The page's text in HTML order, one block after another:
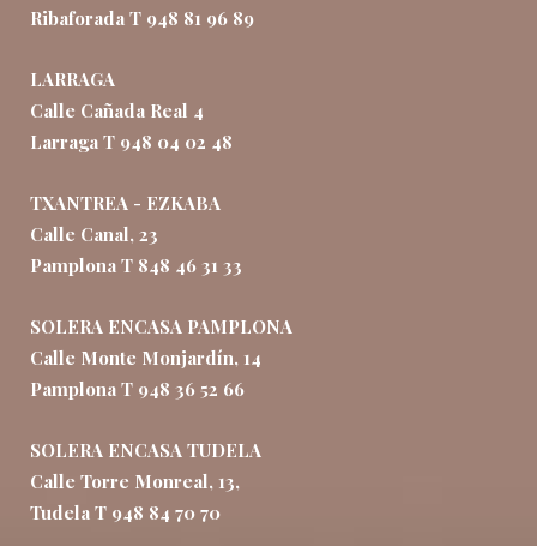
Ribaforada T 948 81 96 89
LARRAGA
Calle Cañada Real 4
Larraga T 948 04 02 48
TXANTREA - EZKABA
Calle Canal, 23
Pamplona T 848 46 31 33
SOLERA ENCASA PAMPLONA
Calle Monte Monjardín, 14
Pamplona T 948 36 52 66
SOLERA ENCASA TUDELA
Calle Torre Monreal, 13,
Tudela T 948 84 70 70